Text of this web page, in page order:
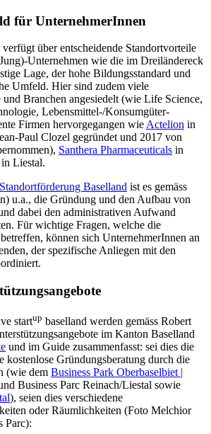
für UnternehmerInnen
über entscheidende Standortvorteile
Unternehmen wie die im Dreiländereck
Lage, der hohe Bildungsstandard und
Umfeld. Hier sind zudem viele
und Branchen angesiedelt (wie Life Science,
Lebensmittel-/Konsumgüter-
Firmen hervorgegangen wie Actelion in
Paul Clozel gegründet und 2017 von
Santhera Pharmaceuticals in
Liestal.
Standortförderung Baselland ist es gemäss
u.a., die Gründung und den Aufbau von
dabei den administrativen Aufwand
Für wichtige Fragen, welche die
können sich UnternehmerInnen an
der spezifische Anliegen mit den
startup baselland werden gemäss Robert
im Kanton Baselland
und im Guide zusammenfasst: sei dies die
kostenlose Gründungsberatung durch die
(wie dem Business Park Oberbaselbiet |
Business Parc Reinach/Liestal sowie
), seien dies verschiedene
oder Räumlichkeiten (Foto Melchior
Parc):